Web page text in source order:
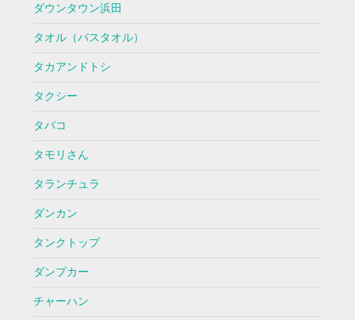
ダウンタウン浜田
タオル（バスタオル）
タカアンドトシ
タクシー
タバコ
タモリさん
タランチュラ
ダンカン
タンクトップ
ダンプカー
チャーハン